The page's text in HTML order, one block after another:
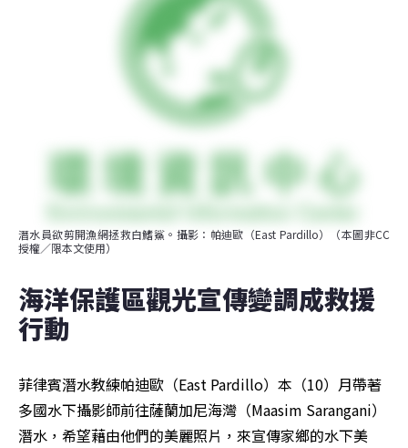
潛水員欲剪開漁網拯救白鰭鯊。攝影：帕迪歐（East Pardillo）（本圖非CC
授權／限本文使用）
海洋保護區觀光宣傳變調成救援
行動
菲律賓潛水教練帕迪歐（East Pardillo）本（10）月帶著
多國水下攝影師前往薩蘭加尼海灣（Maasim Sarangani）
潛水，希望藉由他們的美麗照片，來宣傳家鄉的水下美